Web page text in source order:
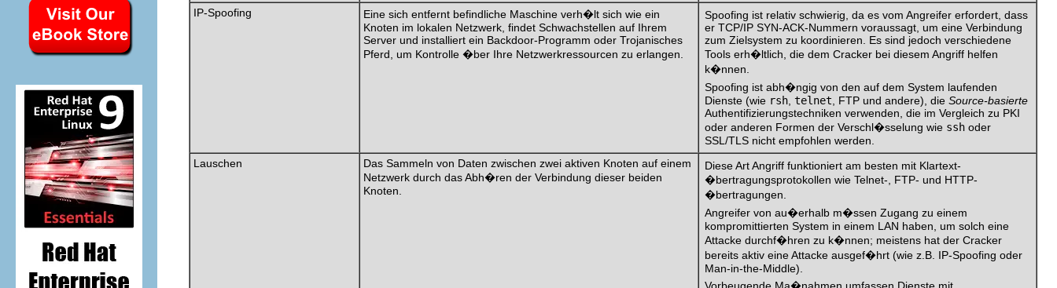
IP-Spoofing
Eine sich entfernt befindliche Maschine verh�lt sich wie ein
Knoten im lokalen Netzwerk, findet Schwachstellen auf Ihrem
Server und installiert ein Backdoor-Programm oder Trojanisches
Pferd, um Kontrolle �ber Ihre Netzwerkressourcen zu erlangen.
Spoofing ist relativ schwierig, da es vom Angreifer erfordert, dass
er TCP/IP SYN-ACK-Nummern voraussagt, um eine Verbindung
zum Zielsystem zu koordinieren. Es sind jedoch verschiedene
Tools erh�ltlich, die dem Cracker bei diesem Angriff helfen
k�nnen.
Spoofing ist abh�ngig von den auf dem System laufenden
Dienste (wie rsh telnet , FTP und andere), die Source-basierte
Authentifizierungstechniken verwenden, die im Vergleich zu PKI
oder anderen Formen der Verschl�sselung wie ssh oder
SSL/TLS nicht empfohlen werden.
Lauschen
Das Sammeln von Daten zwischen zwei aktiven Knoten auf einem
Netzwerk durch das Abh�ren der Verbindung dieser beiden
Knoten.
Diese Art Angriff funktioniert am besten mit Klartext-
�bertragungsprotokollen wie Telnet-, FTP- und HTTP-
�bertragungen.
Angreifer von au�erhalb m�ssen Zugang zu einem
kompromittierten System in einem LAN haben, um solch eine
Attacke durchf�hren zu k�nnen; meistens hat der Cracker
bereits aktiv eine Attacke ausgef�hrt (wie z.B. IP-Spoofing oder
Man-in-the-Middle).